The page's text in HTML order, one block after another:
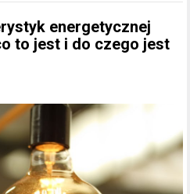
energetycznej
to jest i do czego jest